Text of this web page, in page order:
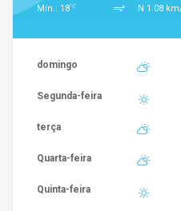
Mín.: 18°C
N 1.08
domingo
Segunda-feira
terça
Quarta-feira
Quinta-feira